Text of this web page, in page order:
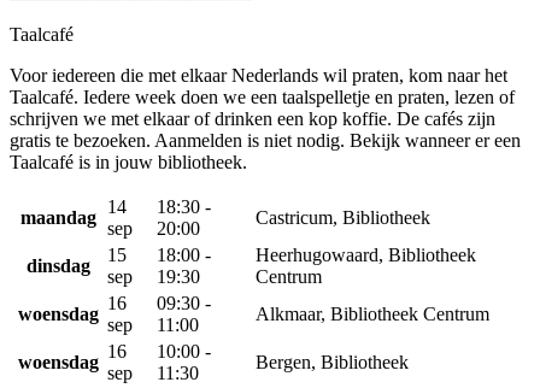
Taalcafé
Voor iedereen die met elkaar Nederlands wil praten, kom naar het
Taalcafé. Iedere week doen we een taalspelletje en praten, lezen of
schrijven we met elkaar of drinken een kop koffie. De cafés zijn
gratis te bezoeken. Aanmelden is niet nodig. Bekijk wanneer er een
Taalcafé is in jouw bibliotheek.
maandag
14
sep
18:30 -
20:00
Castricum, Bibliotheek
dinsdag
15
sep
18:00 -
19:30
Heerhugowaard, Bibliotheek
Centrum
woensdag
16
sep
09:30 -
11:00
Alkmaar, Bibliotheek Centrum
woensdag
16
sep
10:00 -
11:30
Bergen, Bibliotheek